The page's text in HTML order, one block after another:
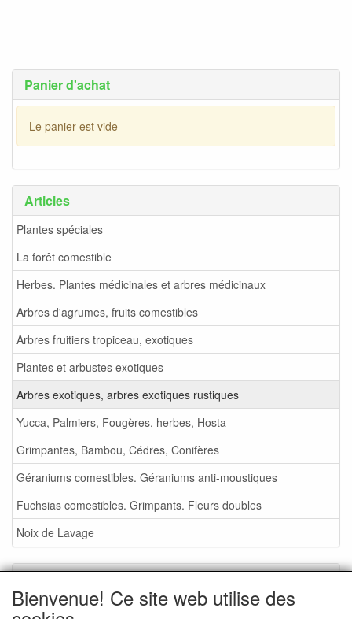
Panier d'achat
Le panier est vide
Articles
Plantes spéciales
La forêt comestible
Herbes. Plantes médicinales et arbres médicinaux
Arbres d'agrumes, fruits comestibles
Arbres fruitiers tropiceau, exotiques
Plantes et arbustes exotiques
Arbres exotiques, arbres exotiques rustiques
Yucca, Palmiers, Fougères, herbes, Hosta
Grimpantes, Bambou, Cédres, Conifères
Géraniums comestibles. Géraniums anti-moustiques
Fuchsias comestibles. Grimpants. Fleurs doubles
Noix de Lavage
Service
Foire aux plantes 2026
Bienvenue! Ce site web utilise des